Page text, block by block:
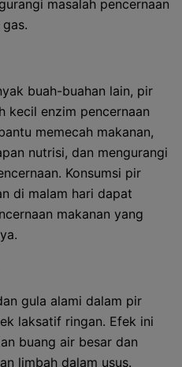
masalah pencernaan
buah-buahan lain, pir
kecil enzim pencernaan
memecah makanan,
nutrisi, dan mengurangi
Konsumsi pir
di malam hari dapat
makanan yang
gula alami dalam pir
laksatif ringan. Efek ini
buang air besar dan
limbah dalam usus.